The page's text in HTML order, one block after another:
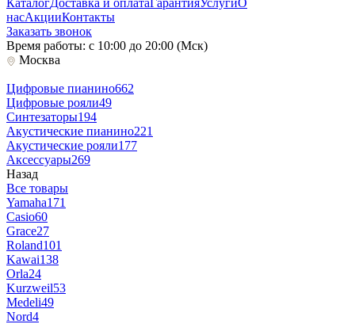
КаталогДоставка и оплатаГарантияУслугиО
насАкцииКонтакты
Заказать звонок
Время работы: с 10:00 до 20:00 (Мск)
Москва
Цифровые пианино662
Цифровые рояли49
Синтезаторы194
Акустические пианино221
Акустические рояли177
Аксессуары269
Назад
Все товары
Yamaha171
Casio60
Grace27
Roland101
Kawai138
Orla24
Kurzweil53
Medeli49
Nord4